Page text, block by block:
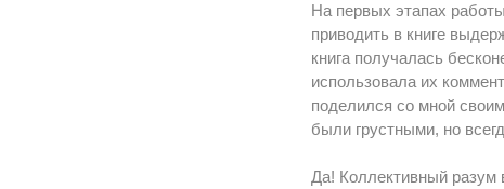
На первых этапах
приводить в книге
книга получалась
использовала их
поделился со мной
были грустными, но
Да! Коллективный разум